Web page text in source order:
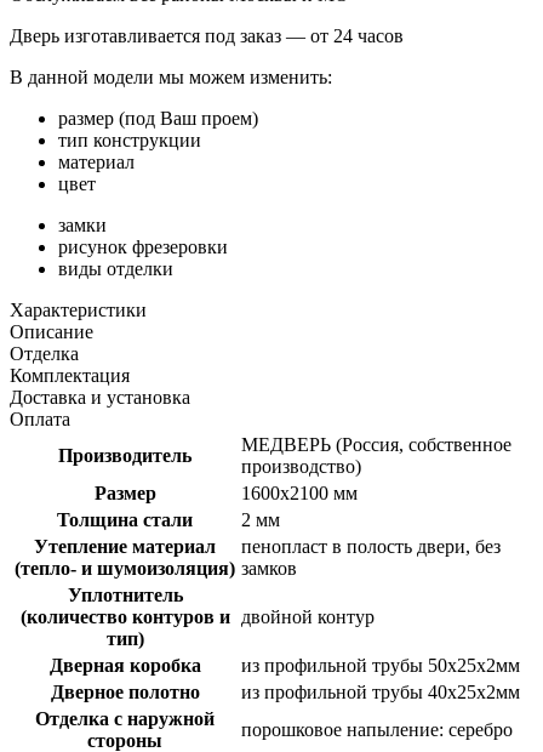
Дверь изготавливается под заказ — от 24 часов
В данной модели мы можем изменить:
размер (под Ваш проем)
тип конструкции
материал
цвет
замки
рисунок фрезеровки
виды отделки
Характеристики
Описание
Отделка
Комплектация
Доставка и установка
Оплата
Производитель
МЕДВЕРЬ (Россия, собственное
производство)
Размер
1600х2100 мм
Толщина стали
2 мм
Утепление материал
(тепло- и шумоизоляция)
пенопласт в полость двери, без
замков
Уплотнитель
(количество контуров и
тип)
двойной контур
Дверная коробка
из профильной трубы 50х25х2мм
Дверное полотно
из профильной трубы 40х25х2мм
Отделка с наружной
стороны
порошковое напыление: серебро